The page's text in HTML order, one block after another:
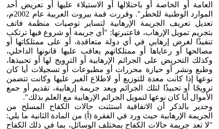
العامة أو الخاصة أو باحتلالها أو الاستيلاء عليها أو تعريض أحد
الموارد الوطنية للخطر". وقررت قمة بيروت العربية عام 2002م،
تعديل تعريف الجريمة الإرهابية لتساير توصيات منظمة فاتف
بتجريم تمويل الإرهاب، فاعتبرتها: "أي جريمة أو شروع فيها ترتكب
تنفيذًا لغرض إرهابي في أي دولة متعاقدة، أو على ممتلكاتها أو
مصالحها أو رعاياها أو ممتلكاتهم يعاقب عليها قانونها الداخلي،
وكذلك التحريض على الجرائم الإرهابية أو الترويج لها أو تحبيذها،
وطبع ونشر أو حيازة محررات أو مطبوعات أو تسجيلات أيا كان
نوعها إذا كانت معدة للتوزيع أو لاطلاع الغير عليها وكانت تتضمن
ترويجًا أو تحبيذًا لتلك الجرائم ويعد جريمة إرهابية، تقديم أو جمع
الأموال أيا كان نوعها لتمويل الجرائم الإرهابية مع العلم بذلك".
وجدير بالذكر أن الاتفاقية استثنت حالات الكفاح المسلح من
الجريمة الإرهابية حيث ورد في الفقرة (أ) من المادة الثانية ما يلي:
"لا تعد جريمة حالات الكفاح بمختلف الوسائل، بما في ذلك الكفاح